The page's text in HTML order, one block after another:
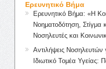
Ερευνητικό Βήμα
Ερευνητικό Βήμα: «Η
Νοηματοδότηση, Στίγμα
Νοσηλευτές και
Αντιλήψεις Νοσηλευτών
Ιδιωτικό Τομέα Υγείας: